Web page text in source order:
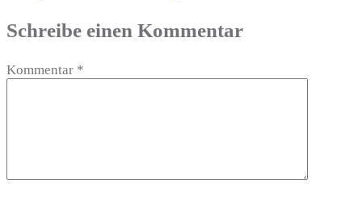
Schreibe einen Kommentar
Kommentar *